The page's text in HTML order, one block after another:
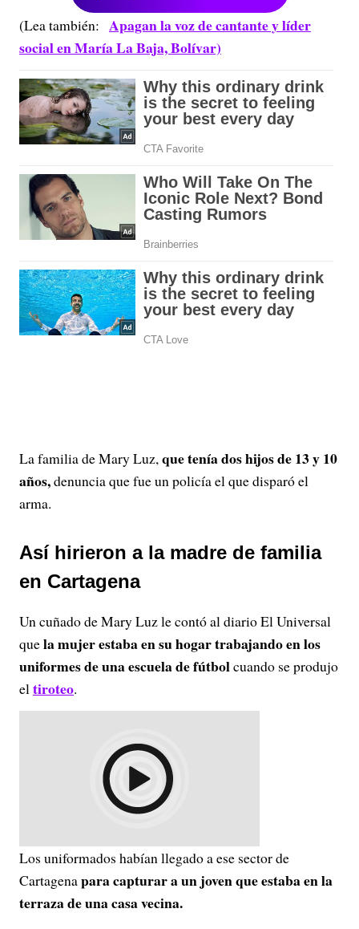
(Lea también: Apagan la voz de cantante y líder
social en María La Baja, Bolívar)
La familia de Mary Luz,que tenía dos hijos de 13 y 10
años,denuncia que fue un policía el que disparó el
arma.
Así hirieron a la madre de familia
en Cartagena
Un cuñado de Mary Luz le contó al diario El Universal
quela mujer estaba en su hogar trabajando en los
uniformes de una escuela de fútbolcuando se produjo
eltiroteo.
Los uniformados habían llegado a ese sector de
Cartagenapara capturar a un joven que estaba en la
terraza de una casa vecina.